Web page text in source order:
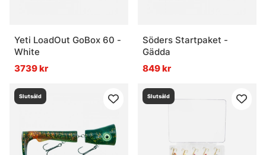
Yeti LoadOut GoBox 60 -
White
3739 kr
Söders Startpaket -
Gädda
849 kr
Slutsåld Slutsåld